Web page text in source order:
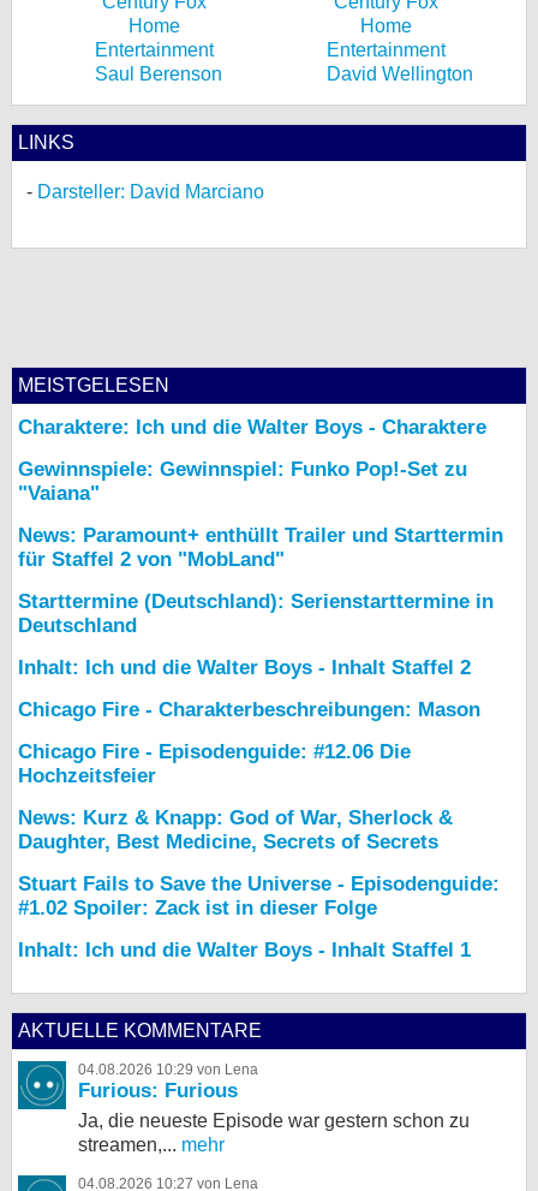
Saul Berenson David Wellington
LINKS
Darsteller: David Marciano
MEISTGELESEN
Charaktere: Ich und die Walter Boys - Charaktere
Gewinnspiele: Gewinnspiel: Funko Pop!-Set zu
"Vaiana"
News: Paramount+ enthüllt Trailer und Starttermin
für Staffel 2 von "MobLand"
Starttermine (Deutschland): Serienstarttermine in
Deutschland
Inhalt: Ich und die Walter Boys - Inhalt Staffel 2
Chicago Fire - Charakterbeschreibungen: Mason
Chicago Fire - Episodenguide: #12.06 Die
Hochzeitsfeier
News: Kurz & Knapp: God of War, Sherlock &
Daughter, Best Medicine, Secrets of Secrets
Stuart Fails to Save the Universe - Episodenguide:
#1.02 Spoiler: Zack ist in dieser Folge
Inhalt: Ich und die Walter Boys - Inhalt Staffel 1
AKTUELLE KOMMENTARE
04.08.2026 10:29 von Lena
Furious: Furious
Ja, die neueste Episode war gestern schon zu
streamen,... mehr
04.08.2026 10:27 von Lena